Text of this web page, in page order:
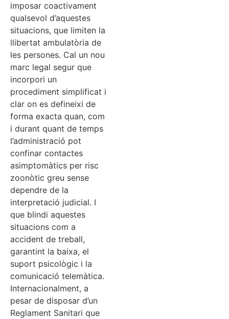
imposar coactivament
qualsevol d’aquestes
situacions, que limiten la
llibertat ambulatòria de
les persones. Cal un nou
marc legal segur que
incorpori un
procediment simplificat i
clar on es defineixi de
forma exacta quan, com
i durant quant de temps
l’administració pot
confinar contactes
asimptomàtics per risc
zoonòtic greu sense
dependre de la
interpretació judicial. I
que blindi aquestes
situacions com a
accident de treball,
garantint la baixa, el
suport psicològic i la
comunicació telemàtica.
Internacionalment, a
pesar de disposar d’un
Reglament Sanitari que